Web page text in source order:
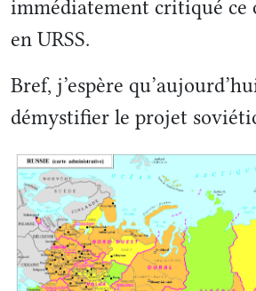
immédiatement critiqué ce
en URSS.
Bref, j’espère
démystifier le projet